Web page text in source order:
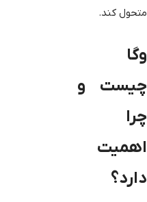
متحول کند.
وگا
چیست و
چرا
اهمیت
دارد؟